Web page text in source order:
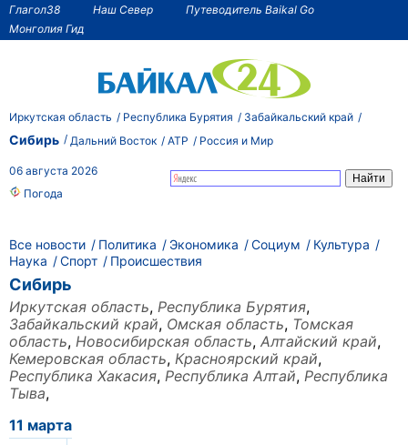
Глагол38 Наш Север
Путеводитель Baikal Go
Монголия Гид
Иркутская область Республика Бурятия Забайкальский край
Сибирь Дальний Восток АТР Россия и Мир
06 августа 2026
Погода
Все новости Политика Экономика Социум
Культура
Наука
Спорт Происшествия
Сибирь
Иркутская область, Республика Бурятия,
Забайкальский край, Омская область, Томская
область, Новосибирская область, Алтайский край,
Кемеровская область, Красноярский край,
Республика Хакасия, Республика Алтай, Республика
Тыва,
11 марта